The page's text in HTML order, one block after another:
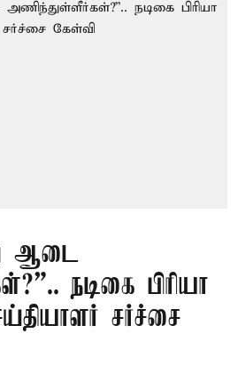
ஆடை
நடிகை பிரியா
சர்ச்சை